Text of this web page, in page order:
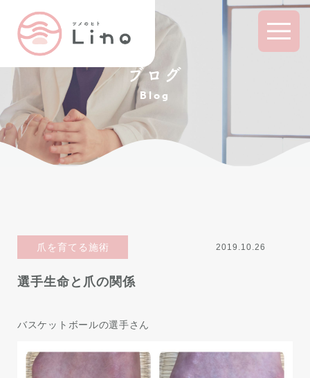
ブログ
Blog
爪を育てる施術 2019.10.26
選手生命と爪の関係
バスケットボールの選手さん